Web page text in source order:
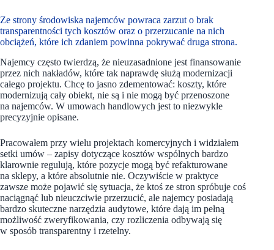
Ze strony środowiska najemców powraca zarzut o brak
transparentności tych kosztów oraz o przerzucanie na nich
obciążeń, które ich zdaniem powinna pokrywać druga strona.
Najemcy często twierdzą, że nieuzasadnione jest finansowanie
przez nich nakładów, które tak naprawdę służą modernizacji
całego projektu. Chcę to jasno zdementować: koszty, które
modernizują cały obiekt, nie są i nie mogą być przenoszone
na najemców. W umowach handlowych jest to niezwykle
precyzyjnie opisane.
Pracowałem przy wielu projektach komercyjnych i widziałem
setki umów – zapisy dotyczące kosztów wspólnych bardzo
klarownie regulują, które pozycje mogą być refakturowane
na sklepy, a które absolutnie nie. Oczywiście w praktyce
zawsze może pojawić się sytuacja, że ktoś ze stron spróbuje coś
naciągnąć lub nieuczciwie przerzucić, ale najemcy posiadają
bardzo skuteczne narzędzia audytowe, które dają im pełną
możliwość zweryfikowania, czy rozliczenia odbywają się
w sposób transparentny i rzetelny.